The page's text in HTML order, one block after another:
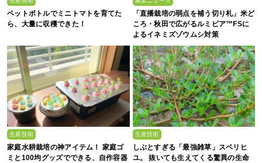
ペットボトルでミニトマトを育てた
ら、大量に収穫できた！
「直播栽培の弱点を補う切り札」米ど
ころ・秋田で広がるルミビア™FSに
よるイネミズゾウムシ対策
生産技術
家庭水耕栽培の神アイテム！ 家庭ゴ
ミと100均グッズでできる、自作容器
生産技術
しぶとすぎる「最強雑草」スベリヒ
ユ。 抜いても生えてくる驚異の生命